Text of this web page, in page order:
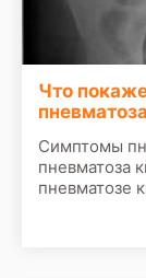
Что
Симптомы
пневматоза
пневматозе